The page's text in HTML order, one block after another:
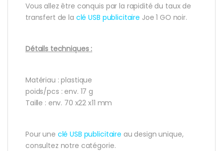
Vous allez être conquis par la rapidité du taux de
transfert de la clé USB publicitaire Joe 1 GO noir.
Détails techniques :
Matériau : plastique
poids/pcs : env. 17 g
Taille : env. 70 x22 x11 mm
Pour une clé USB publicitaire au design unique,
consultez notre catégorie.